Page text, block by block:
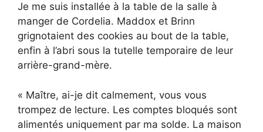
Je me suis installée à la table de la salle à
manger de Cordelia. Maddox et Brinn
grignotaient des cookies au bout de la table,
enfin à l’abri sous la tutelle temporaire de leur
arrière-grand-mère.
« Maître, ai-je dit calmement, vous vous
trompez de lecture. Les comptes bloqués sont
alimentés uniquement par ma solde. La maison